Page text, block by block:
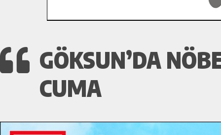
GÖKSUN’DA
CUMA